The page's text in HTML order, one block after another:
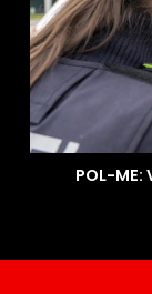
POL-